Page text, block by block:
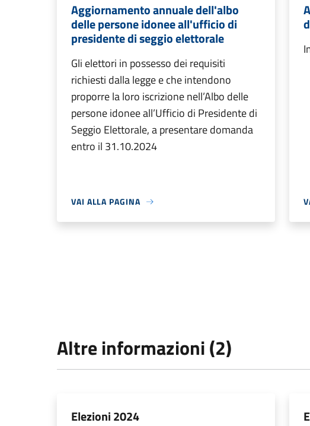
Aggiornamento annuale dell'albo
delle persone idonee all'ufficio di
presidente di seggio elettorale
Gli elettori in possesso dei requisiti
richiesti dalla legge e che intendono
proporre la loro iscrizione nell’Albo delle
persone idonee all’Ufficio di Presidente di
Seggio Elettorale, a presentare domanda
entro il 31.10.2024
VAI ALLA PAGINA
Altre informazioni (2)
Elezioni 2024